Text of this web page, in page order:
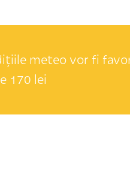
meteo vor fi
170 lei